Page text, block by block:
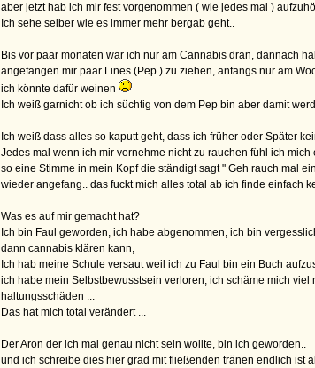
aber jetzt hab ich mir fest vorgenommen ( wie jedes mal )
Ich sehe selber wie es immer mehr bergab geht..
Bis vor paar monaten war ich nur am Cannabis dran, dannach
angefangen mir paar Lines (Pep ) zu ziehen, anfangs nur am
ich könnte dafür weinen
Ich weiß garnicht ob ich süchtig von dem Pep bin aber damit
Ich weiß dass alles so kaputt geht, dass ich früher oder Später
Jedes mal wenn ich mir vornehme nicht zu rauchen fühl ich
so eine Stimme in mein Kopf die ständigt sagt " Geh rauch mal
wieder angefang.. das fuckt mich alles total ab ich finde einfach
Was es auf mir gemacht hat?
Ich bin Faul geworden, ich habe abgenommen, ich bin
dann cannabis klären kann,
Ich hab meine Schule versaut weil ich zu Faul bin ein Buch
ich habe mein Selbstbewusstsein verloren, ich schäme mich
haltungsschäden ...
Das hat mich total verändert ...
Der Aron der ich mal genau nicht sein wollte, bin ich geworden..
und ich schreibe dies hier grad mit fließenden tränen endlich ist